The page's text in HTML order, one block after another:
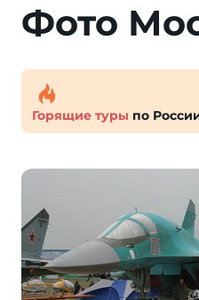
Фото
Горящие туры по